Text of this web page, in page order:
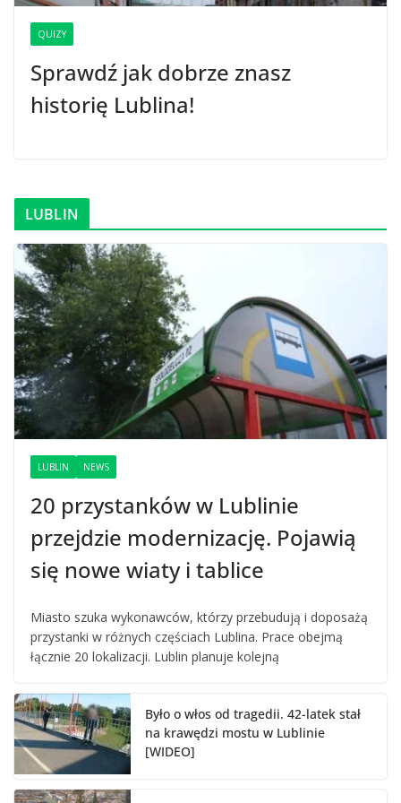
QUIZY
Sprawdź jak dobrze znasz
historię Lublina!
LUBLIN
LUBLIN NEWS
20 przystanków w Lublinie
przejdzie modernizację. Pojawią
się nowe wiaty i tablice
Miasto szuka wykonawców, którzy przebudują i doposażą
przystanki w różnych częściach Lublina. Prace obejmą
łącznie 20 lokalizacji. Lublin planuje kolejną
Było o włos od tragedii. 42-latek stał
na krawędzi mostu w Lublinie
[WIDEO]